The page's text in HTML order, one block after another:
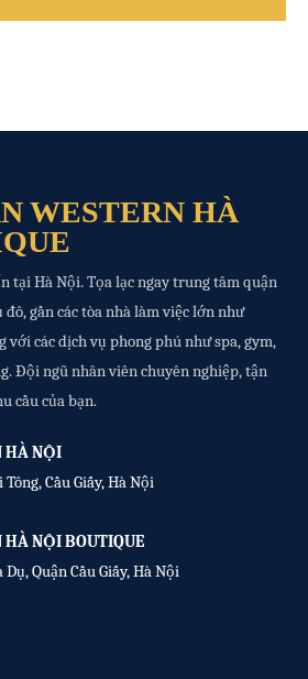
WESTERN HÀ
tại Hà Nội. Tọa lạc ngay trung tâm quận
đô, gần các tòa nhà làm việc lớn như
với các dịch vụ phong phú như spa, gym,
Đội ngũ nhân viên chuyên nghiệp, tận
cầu của bạn.
HÀ NỘI
Cầu Giấy, Hà Nội
HÀ NỘI BOUTIQUE
Quận Cầu Giấy, Hà Nội